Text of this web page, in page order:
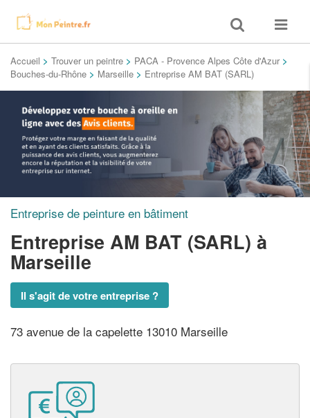
Toggle
search
Toggle
Accueil > Trouver un peintre > PACA - Provence Alpes Côte d'Azur >
Bouches-du-Rhône > Marseille > Entreprise AM BAT (SARL)
Entreprise de peinture en bâtiment
Entreprise AM BAT (SARL) à
Marseille
Il s'agit de votre entreprise ?
73 avenue de la capelette 13010 Marseille